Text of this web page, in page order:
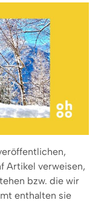
Artikel verweisen,
bzw. die wir
enthalten sie